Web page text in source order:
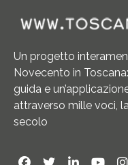
Un progetto
Novecento in
guida e
attraverso mille voci,
secolo